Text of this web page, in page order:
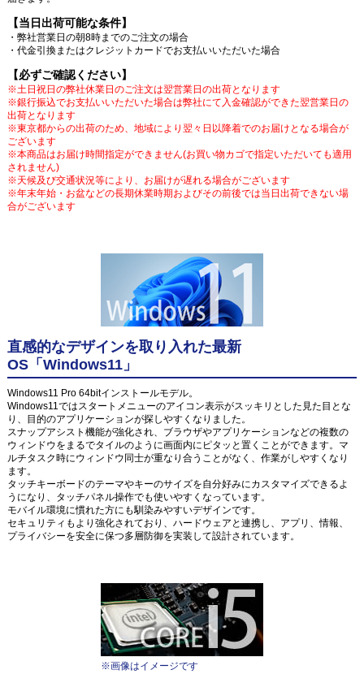
【当日出荷可能な条件】
・弊社営業日の朝8時までのご注文の場合
・代金引換またはクレジットカードでお支払いいただいた場合
【必ずご確認ください】
※土日祝日の弊社休業日のご注文は翌営業日の出荷となります
※銀行振込でお支払いいただいた場合は弊社にて入金確認ができた翌営業日の
出荷となります
※東京都からの出荷のため、地域により翌々日以降着でのお届けとなる場合が
ございます
※本商品はお届け時間指定ができません(お買い物カゴで指定いただいても適用
されません)
※天候及び交通状況等により、お届けが遅れる場合がございます
※年末年始・お盆などの長期休業時期およびその前後では当日出荷できない場
合がございます
直感的なデザインを取り入れた最新
OS「Windows11」
Windows11 Pro 64bitインストールモデル。
Windows11ではスタートメニューのアイコン表示がスッキリとした見た目とな
り、目的のアプリケーションが探しやすくなりました。
スナップアシスト機能が強化され、ブラウザやアプリケーションなどの複数の
ウィンドウをまるでタイルのように画面内にピタッと置くことができます。マ
ルチタスク時にウィンドウ同士が重なり合うことがなく、作業がしやすくなり
ます。
タッチキーボードのテーマやキーのサイズを自分好みにカスタマイズできるよ
うになり、タッチパネル操作でも使いやすくなっています。
モバイル環境に慣れた方にも馴染みやすいデザインです。
セキュリティもより強化されており、ハードウェアと連携し、アプリ、情報、
プライバシーを安全に保つ多層防御を実装して設計されています。
※画像はイメージです